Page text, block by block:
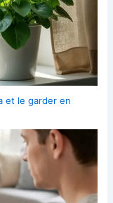
et le garder en